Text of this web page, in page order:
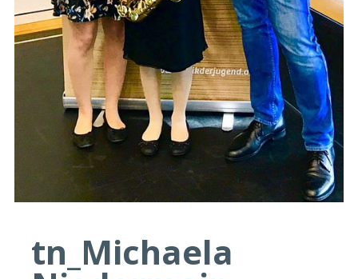
tn_Michaela